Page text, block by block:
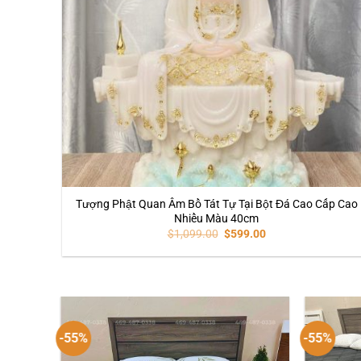
Tượng Phật Quan Âm Bồ Tát Tự Tại Bột Đá Cao Cấp Cao
Nhiều Màu 40cm
$1,099.00 $599.00
-55% -55%